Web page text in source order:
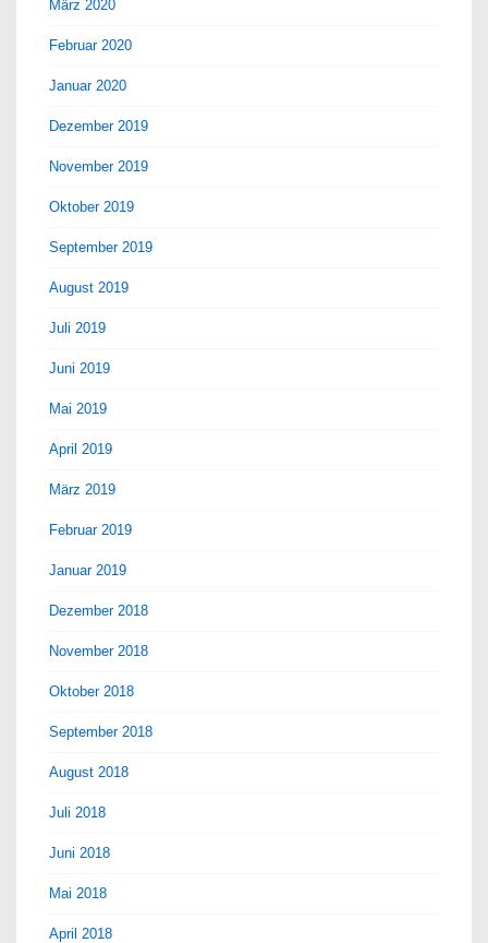
März 2020
Februar 2020
Januar 2020
Dezember 2019
November 2019
Oktober 2019
September 2019
August 2019
Juli 2019
Juni 2019
Mai 2019
April 2019
März 2019
Februar 2019
Januar 2019
Dezember 2018
November 2018
Oktober 2018
September 2018
August 2018
Juli 2018
Juni 2018
Mai 2018
April 2018